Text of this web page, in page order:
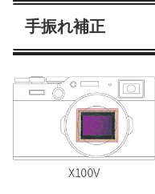
手振れ補正